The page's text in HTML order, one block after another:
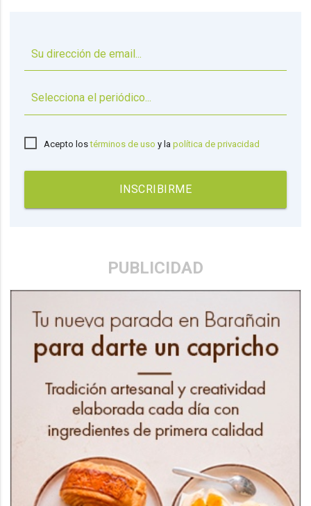
Acepto lostérminos de uso y lapolítica de privacidad
INSCRIBIRME
PUBLICIDAD